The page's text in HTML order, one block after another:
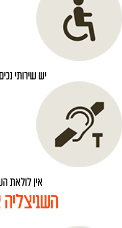
יש שירותי
אין לולאת